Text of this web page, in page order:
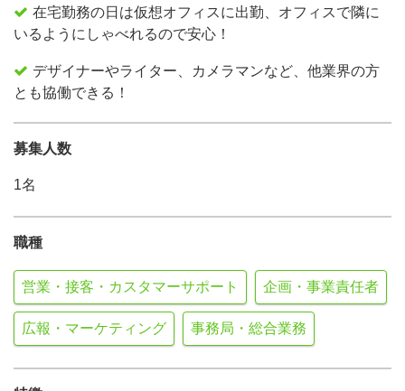
在宅勤務の日は仮想オフィスに出勤、オフィスで隣に
いるようにしゃべれるので安心！
デザイナーやライター、カメラマンなど、他業界の方
とも協働できる！
募集人数
1名
職種
営業・接客・カスタマーサポート 企画・事業責任者
広報・マーケティング 事務局・総合業務